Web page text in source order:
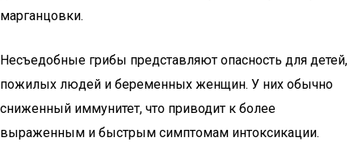
марганцовки.
Несъедобные грибы представляют опасность для детей,
пожилых людей и беременных женщин. У них обычно
сниженный иммунитет, что приводит к более
выраженным и быстрым симптомам интоксикации.